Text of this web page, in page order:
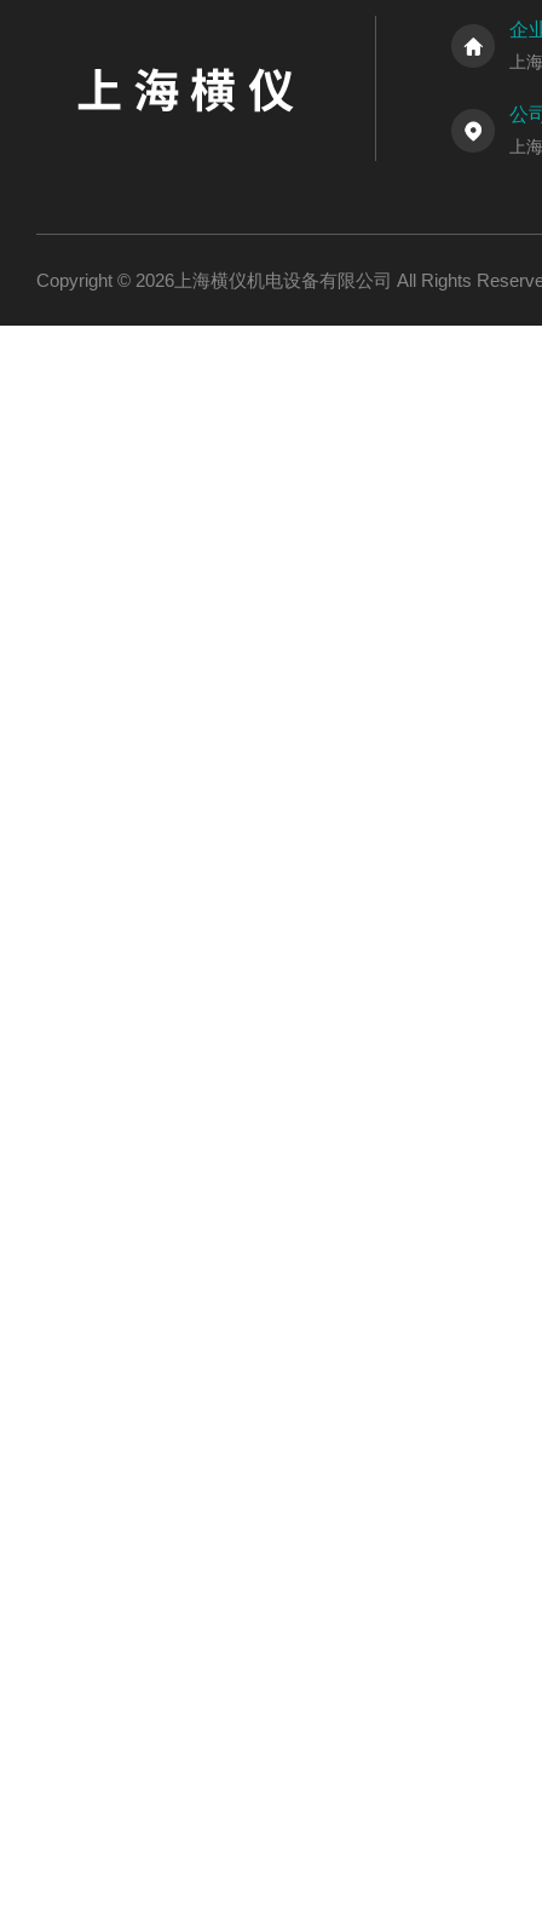
企
上
公
上
Copyright © 2026上海横仪机电设备有限公司 All Rights